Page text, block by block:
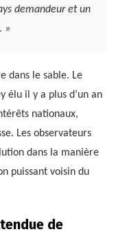
demandeur et un
»
dans le sable. Le
élu il y a plus d’un an
nationaux,
Les observateurs
dans la manière
puissant voisin du
de